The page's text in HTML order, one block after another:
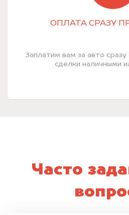
ОПЛАТА СРАЗУ
Заплатим вам за авто
сделки наличными
Часто